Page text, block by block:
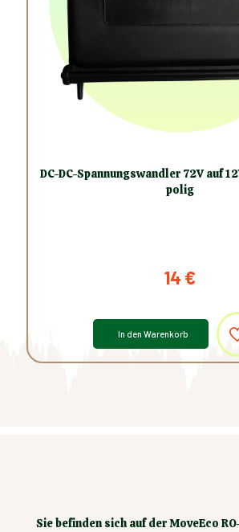
DC-DC-Spannungswandler 72V auf
polig
14 €
In den Warenkorb
Sie befinden sich auf der MoveEco